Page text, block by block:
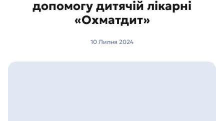
допомогу дитячій лікарні
«Охматдит»
10 Липня 2024